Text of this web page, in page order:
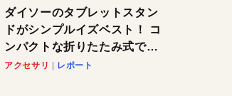
ダイソーのタブレットスタン
ドがシンプルイズベスト！ コ
ンパクトな折りたたみ式でノ
ートパソコンにも対応。カラ
アクセサリ レポート